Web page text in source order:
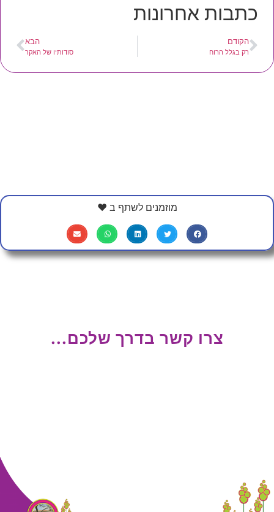
כתבות אחרונות
הקודם
רק בגלל הרוח
הבא
סודותיו של האקר
מוזמנים לשתף ב ❤
צרו קשר בדרך שלכם...